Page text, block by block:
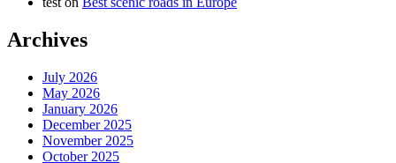
Archives
July 2026
May 2026
January 2026
December 2025
November 2025
October 2025